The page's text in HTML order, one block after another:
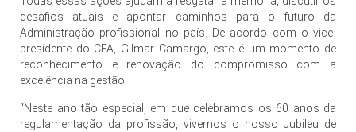
desafios atuais e apontar caminhos para o futuro da
Administração profissional no país. De acordo com o vice-
presidente do CFA, Gilmar Camargo, este é um momento de
reconhecimento e renovação do compromisso com a
excelência na gestão.
“Neste ano tão especial, em que celebramos os 60 anos da
regulamentação da profissão, vivemos o nosso Jubileu de